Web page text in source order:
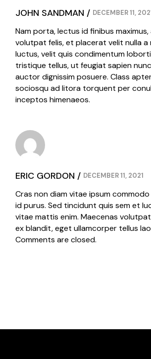
JOHN SANDMAN DECEMBER 11,
Nam porta, lectus id finibus
volutpat felis, et placerat velit nulla a
luctus, velit quis condimentum
tristique tellus, ut feugiat sapien
auctor dignissim posuere. Class
sociosqu ad litora torquent per
inceptos himenaeos.
ERIC GORDON DECEMBER 11, 2021
Cras non diam vitae ipsum
id purus. Sed tincidunt quis sem et
vitae mattis enim. Maecenas
ex blandit, eget ullamcorper tellus
Comments are closed.